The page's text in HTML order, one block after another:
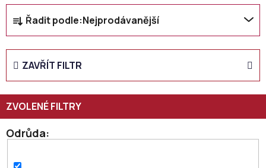
Ř
a
z
n
í
p
r
o
Řadit podle:Nejprodávanější
ZAVŘÍT FILTR
Odrůda